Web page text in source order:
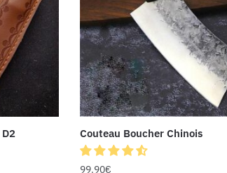
Couteau Boucher Chinois
99.90€